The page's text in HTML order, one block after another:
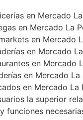
en Mercado
en Mercado La
en Mercado
en Mercado
en Mercado
en Mercado La
en Mercado La
la superior
funciones